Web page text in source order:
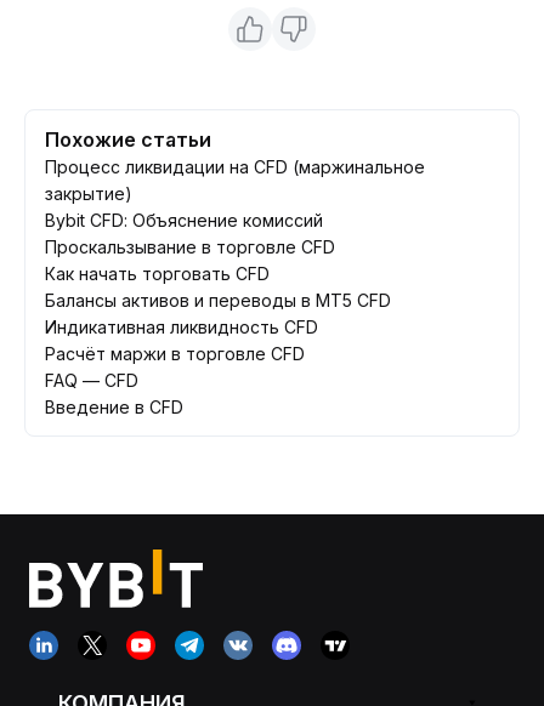
Похожие статьи
Процесс ликвидации на CFD (маржинальное
закрытие)
Bybit CFD: Объяснение комиссий
Проскальзывание в торговле CFD
Как начать торговать CFD
Балансы активов и переводы в MT5 CFD
Индикативная ликвидность CFD
Расчёт маржи в торговле CFD
FAQ — CFD
Введение в CFD